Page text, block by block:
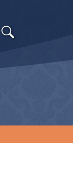
haut
résultat